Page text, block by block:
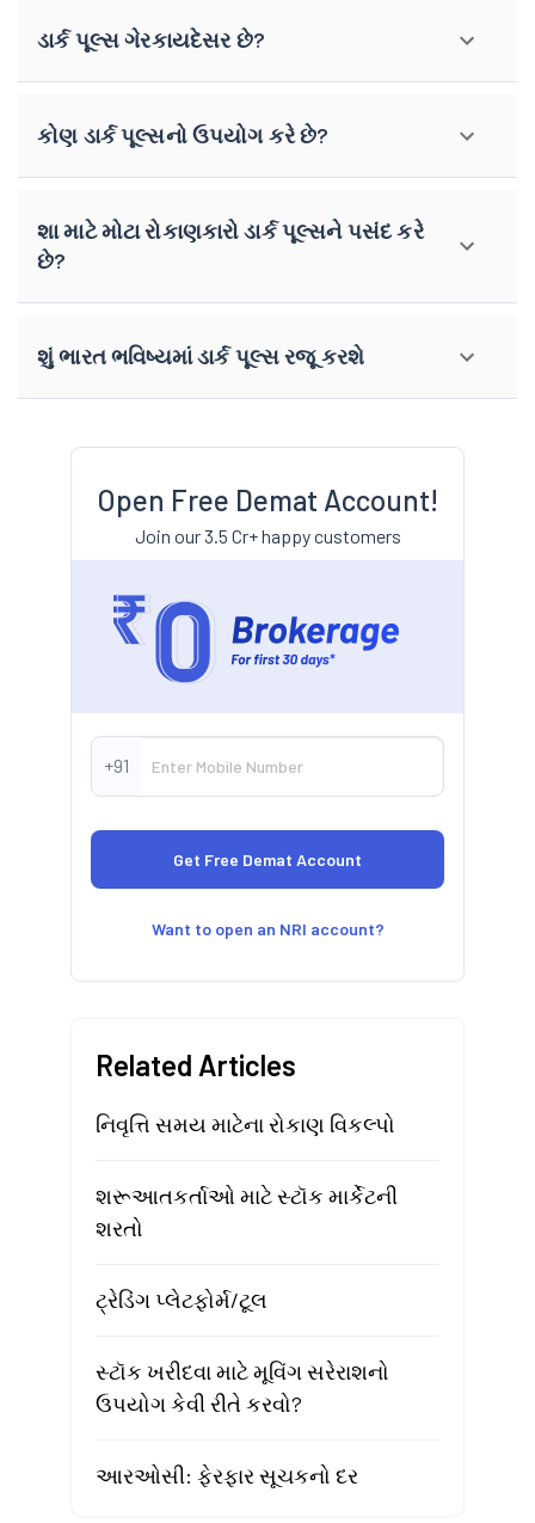
ડાર્ક પૂલ્સ ગેરકાયદેસર છે?
કોણ ડાર્ક પૂલ્સનો ઉપયોગ કરે છે?
શા માટે મોટા રોકાણકારો ડાર્ક પૂલ્સને પસંદ કરે
છે?
શું ભારત ભવિષ્યમાં ડાર્ક પૂલ્સ રજૂ કરશે
Open Free Demat Account!
Join our 3.5 Cr+ happy customers
+91
Want to open an NRI account?
Related Articles
નિવૃત્તિ સમય માટેના રોકાણ વિકલ્પો
શરૂઆતકર્તાઓ માટે સ્ટૉક માર્કેટની
શરતો
ટ્રેડિંગ પ્લેટફોર્મ/ટૂલ
સ્ટૉક ખરીદવા માટે મૂવિંગ સરેરાશનો
ઉપયોગ કેવી રીતે કરવો?
આરઓસી: ફેરફાર સૂચકનો દર